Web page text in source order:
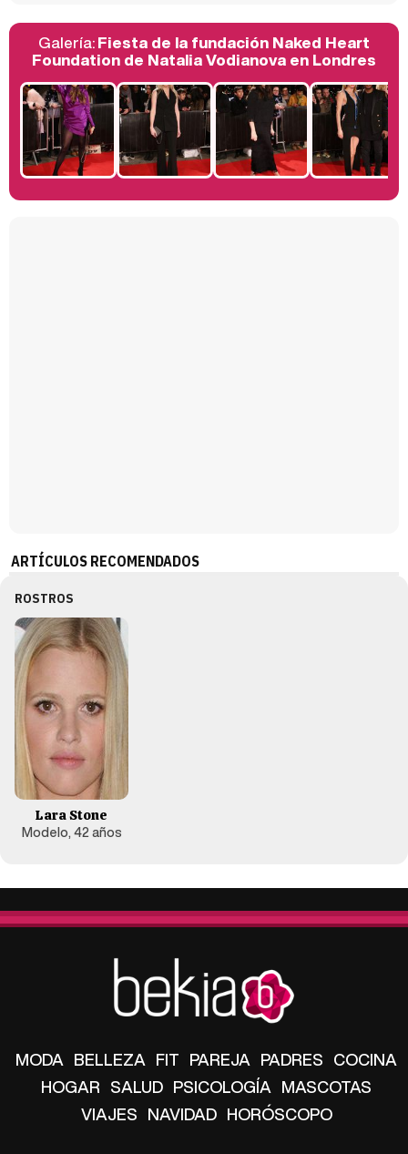
Galería:Fiesta de la fundación Naked Heart
Foundation de Natalia Vodianova en Londres
ARTÍCULOS RECOMENDADOS
ROSTROS
Lara Stone
Modelo, 42 años
MODA BELLEZA FIT PAREJA PADRES COCINA
HOGAR SALUD PSICOLOGÍA MASCOTAS
VIAJES NAVIDAD HORÓSCOPO